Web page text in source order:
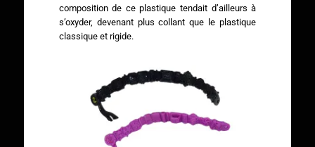
composition de ce plastique tendait d’ailleurs à
s’oxyder, devenant plus collant que le plastique
classique et rigide.